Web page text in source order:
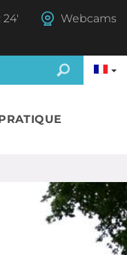
: 23' Webcams